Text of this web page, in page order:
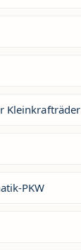
Kleinkrafträder
PKW